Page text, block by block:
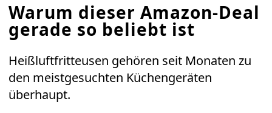
Warum dieser Amazon-Deal
gerade so beliebt ist
Heißluftfritteusen gehören seit Monaten zu
den meistgesuchten Küchengeräten
überhaupt.